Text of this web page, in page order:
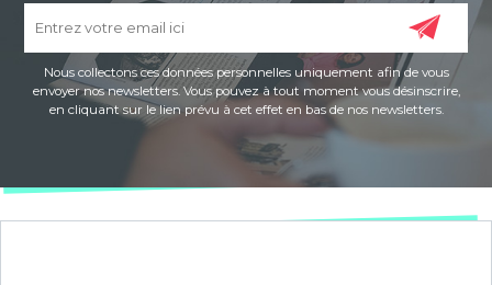
Nous collectons ces données personnelles uniquement afin de vous
envoyer nos newsletters. Vous pouvez à tout moment vous désinscrire,
en cliquant sur le lien prévu à cet effet en bas de nos newsletters.